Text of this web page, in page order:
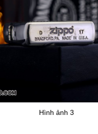
Hình ảnh 3